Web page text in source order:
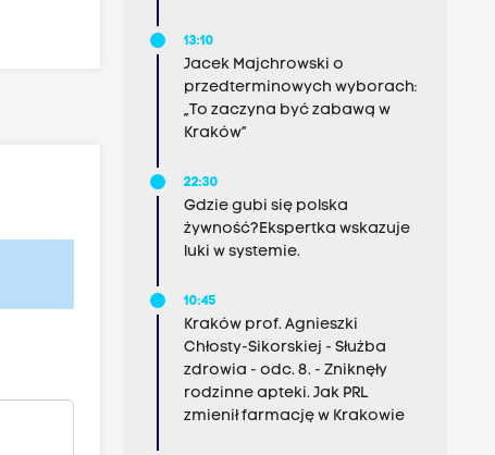
13:10
Jacek Majchrowski o
przedterminowych wyborach:
„To zaczyna być zabawą w
Kraków”
22:30
Gdzie gubi się polska
żywność?Ekspertka wskazuje
luki w systemie.
10:45
Kraków prof. Agnieszki
Chłosty-Sikorskiej - Służba
zdrowia - odc. 8. - Zniknęły
rodzinne apteki. Jak PRL
zmienił farmację w Krakowie